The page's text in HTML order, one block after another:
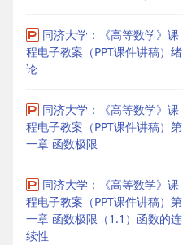
同济大学：《高等数学》课
程电子教案（PPT课件讲稿）绪
论
同济大学：《高等数学》课
程电子教案（PPT课件讲稿）第
一章 函数极限
同济大学：《高等数学》课
程电子教案（PPT课件讲稿）第
一章 函数极限（1.1）函数的连
续性